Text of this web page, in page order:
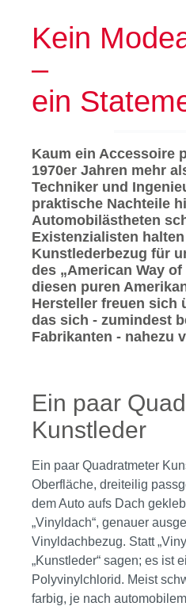
Kein
–
ein
Kaum ein Accessoire
1970er Jahren mehr
Techniker und
praktische Nachteile
Automobilästheten
Existenzialisten
Kunstlederbezug für
des „American Way
diesen puren
Hersteller freuen sich
das sich - zumindest
Fabrikanten - nahezu
Ein paar
Kunstleder
Ein paar Quadratmeter
Oberfläche, dreiteilig
dem Auto aufs Dach
„Vinyldach“, genauer
Vinyldachbezug. Statt
„Kunstleder“ sagen; es ist
Polyvinylchlorid. Meist
farbig, je nach